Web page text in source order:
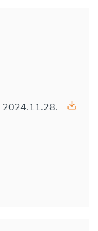
2024.11.28.